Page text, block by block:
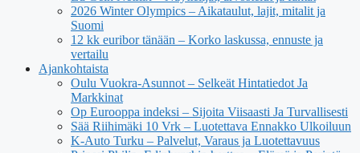
2026 Winter Olympics – Aikataulut, lajit, mitalit ja
Suomi
12 kk euribor tänään – Korko laskussa, ennuste ja
vertailu
Ajankohtaista
Oulu Vuokra-Asunnot – Selkeät Hintatiedot Ja
Markkinat
Op Eurooppa indeksi – Sijoita Viisaasti Ja Turvallisesti
Sää Riihimäki 10 Vrk – Luotettava Ennakko Ulkoiluun
K-Auto Turku – Palvelut, Varaus ja Luotettavuus